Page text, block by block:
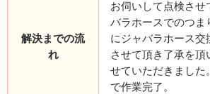
解決までの流
れ
お伺いして点検させ
バラホースでのつま
にジャバラホース交
させて頂き了承を頂
せていただきました
で作業完了。